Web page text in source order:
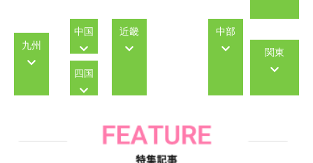
関東
中部
近畿
中国
四国
九州